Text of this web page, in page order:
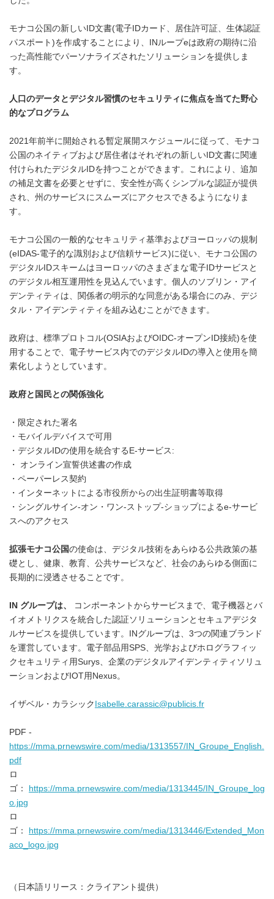
モナコ公国の新しいID文書(電子IDカード、居住許可証、生体認証
パスポート)を作成することにより、INループeは政府の期待に沿
った高性能でパーソナライズされたソリューションを提供しま
す。
人口のデータとデジタル習慣のセキュリティに焦点を当てた野心
的なプログラム
2021年前半に開始される暫定展開スケジュールに従って、モナコ
公国のネイティブおよび居住者はそれぞれの新しいID文書に関連
付けられたデジタルIDを持つことができます。これにより、追加
の補足文書を必要とせずに、安全性が高くシンプルな認証が提供
され、州のサービスにスムーズにアクセスできるようになりま
す。
モナコ公国の一般的なセキュリティ基準およびヨーロッパの規制
(eIDAS-電子的な識別および信頼サービス)に従い、モナコ公国の
デジタルIDスキームはヨーロッパのさまざまな電子IDサービスと
のデジタル相互運用性を見込んでいます。個人のソブリン・アイ
デンティティは、関係者の明示的な同意がある場合にのみ、デジ
タル・アイデンティティを組み込むことができます。
政府は、標準プロトコル(OSIAおよびOIDC-オープンID接続)を使
用することで、電子サービス内でのデジタルIDの導入と使用を簡
素化しようとしています。
政府と国民との関係強化
・限定された署名
・モバイルデバイスで可用
・デジタルIDの使用を統合するE-サービス:
・ オンライン宣誓供述書の作成
・ペーパーレス契約
・インターネットによる市役所からの出生証明書等取得
・シングルサイン-オン・ワン-ストップ-ショップによるe-サービ
スへのアクセス
拡張モナコ公国の使命は、デジタル技術をあらゆる公共政策の基
礎とし、健康、教育、公共サービスなど、社会のあらゆる側面に
長期的に浸透させることです。
IN グループは、
コンポーネントからサービスまで、電子機器とバ
イオメトリクスを統合した認証ソリューションとセキュアデジタ
ルサービスを提供しています。INグループは、3つの関連ブランド
を運営しています。電子部品用SPS、光学およびホログラフィッ
クセキュリティ用Surys、企業のデジタルアイデンティティソリュ
ーションおよびIOT用Nexus。
イザベル・カラシック Isabelle.carassic@publicis.fr
PDF -
https://mma.prnewswire.com/media/1313557/IN_Groupe_English.
pdf
ロ
ゴ：
https://mma.prnewswire.com/media/1313445/IN_Groupe_log
o.jpg
ロ
ゴ：
https://mma.prnewswire.com/media/1313446/Extended_Mon
aco_logo.jpg
（日本語リリース：クライアント提供）